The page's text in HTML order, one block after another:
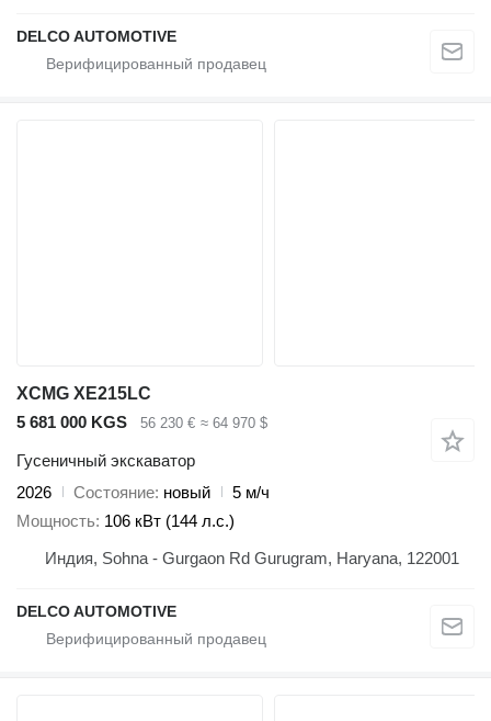
DELCO AUTOMOTIVE
XCMG XE215LC
5 681 000 KGS
56 230 € ≈ 64 970 $
Гусеничный экскаватор
2026
Состояние новый
5 м/ч
Мощность 106 кВт (144 л.с.)
Индия, Sohna - Gurgaon Rd Gurugram, Haryana, 122001
DELCO AUTOMOTIVE